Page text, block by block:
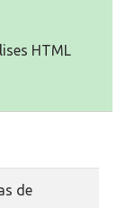
HTML
de